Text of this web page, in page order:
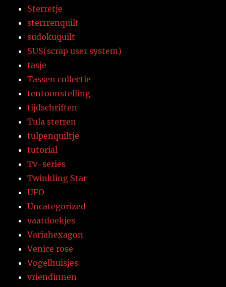
Sterretje
sterrrenquilt
sudokuquilt
SUS(scrap user system)
tasje
Tassen collectie
tentoonstelling
tijdschriften
Tula sterren
tulpenquiltje
tutorial
Tv-series
Twinkling Star
UFO
Uncategorized
vaatdoekjes
Variahexagon
Venice rose
Vogelhuisjes
vriendinnen